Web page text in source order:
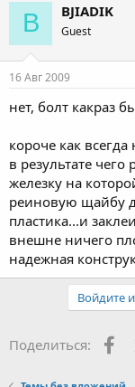
B BJIADIK
Guest
16 Авг 2009
нет, болт какраз
короче как
в результате
железку на
реиновую щайбу
пластика...и
внешне ничего
надежная
Войдите
Поделиться: